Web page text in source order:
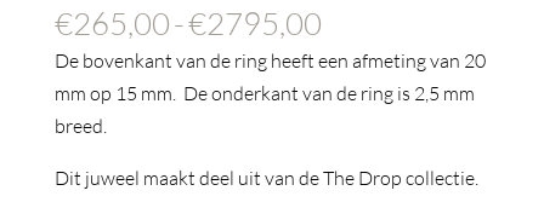
€265,00-€2795,00Prijsklasse:
€265,00
tot
De bovenkant van de ring heeft een afmeting van 20
mm op 15 mm. De onderkant van de ring is 2,5 mm
breed.
Dit juweel maakt deel uit van de The Drop collectie.